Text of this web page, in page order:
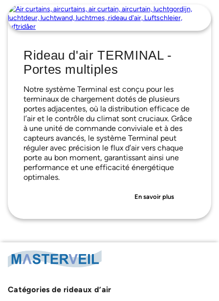
Rideau d'air TERMINAL -
Portes multiples
Notre système Terminal est conçu pour les
terminaux de chargement dotés de plusieurs
portes adjacentes, où la distribution efficace de
l’air et le contrôle du climat sont cruciaux. Grâce
à une unité de commande conviviale et à des
capteurs avancés, le système Terminal peut
réguler avec précision le flux d’air vers chaque
porte au bon moment, garantissant ainsi une
performance et une efficacité énergétique
optimales.
En savoir plus
Catégories de rideaux d’air